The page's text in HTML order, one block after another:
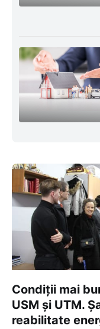
Condiții mai
USM și UTM.
reabilitate